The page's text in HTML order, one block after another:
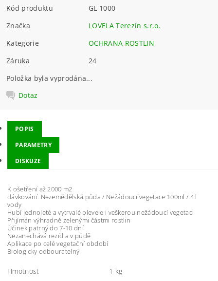
Kód produktu
GL 1000
Značka
LOVELA Terezín s.r.o.
Kategorie
OCHRANA ROSTLIN
Záruka
24
Položka byla vyprodána...
Dotaz
POPIS
PARAMETRY
DISKUZE
K ošetření až 2000 m2
dávkování: Nezemědělská půda / Nežádoucí vegetace 100ml / 4 l
vody
Hubí jednoleté a vytrvalé plevele i veškerou nežádoucí vegetaci
Přijímán výhradně zelenými částmi rostlin
Účinek patrný do 7-10 dní
Nezanechává rezídia v půdě
Aplikace po celé vegetační období
Biologicky odbouratelný
Hmotnost 1 kg